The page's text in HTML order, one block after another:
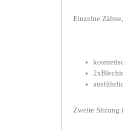
Einzelne
Zweite Sitzung